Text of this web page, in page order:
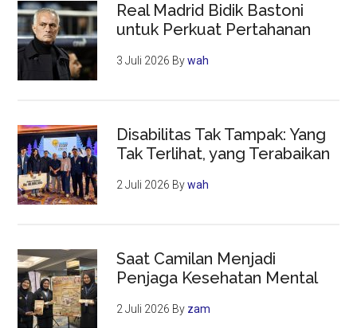
Real Madrid Bidik Bastoni
untuk Perkuat Pertahanan
3 Juli 2026 Bywah
Disabilitas Tak Tampak: Yang
Tak Terlihat, yang Terabaikan
2 Juli 2026 Bywah
Saat Camilan Menjadi
Penjaga Kesehatan Mental
2 Juli 2026 By zam